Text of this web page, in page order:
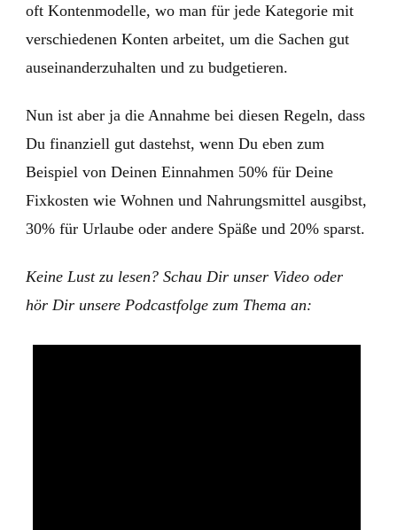
oft Kontenmodelle, wo man für jede Kategorie mit
verschiedenen Konten arbeitet, um die Sachen gut
auseinanderzuhalten und zu budgetieren.
Nun ist aber ja die Annahme bei diesen Regeln, dass
Du finanziell gut dastehst, wenn Du eben zum
Beispiel von Deinen Einnahmen 50% für Deine
Fixkosten wie Wohnen und Nahrungsmittel ausgibst,
30% für Urlaube oder andere Späße und 20% sparst.
Keine Lust zu lesen? Schau Dir unser Video oder
hör Dir unsere Podcastfolge zum Thema an: